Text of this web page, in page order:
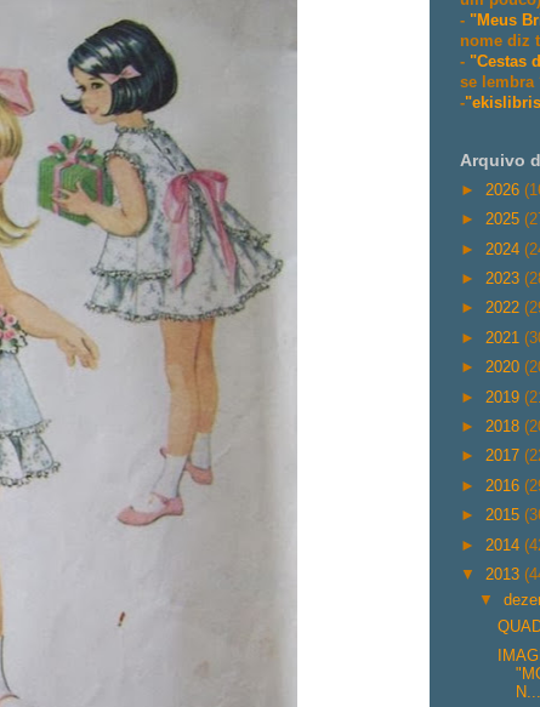
- "Meus
nome diz
- "Cestas
se lembra
-
Arquivo
► 2026
► 2025
► 2024
► 2023
► 2022
► 2021
► 2020
► 2019
► 2018
► 2017
► 2016
► 2015
► 2014
▼ 2013
▼
N...